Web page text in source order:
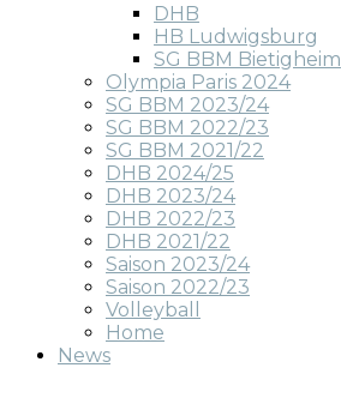
DHB
HB Ludwigsburg
SG BBM Bietigheim
Olympia Paris 2024
SG BBM 2023/24
SG BBM 2022/23
SG BBM 2021/22
DHB 2024/25
DHB 2023/24
DHB 2022/23
DHB 2021/22
Saison 2023/24
Saison 2022/23
Volleyball
Home
News